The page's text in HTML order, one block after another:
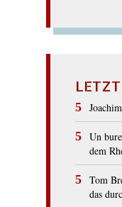
Un
dem
Tom
das